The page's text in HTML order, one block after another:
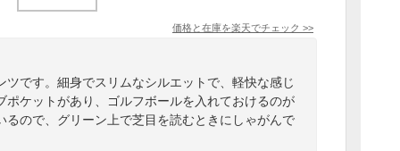
価格と在庫を楽天でチェック >>
です。細身でスリムなシルエットで、軽快な感じ
ポケットがあり、ゴルフボールを入れておけるのが
るので、グリーン上で芝目を読むときにしゃがんで